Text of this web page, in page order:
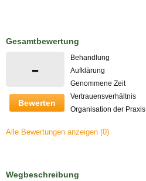
Gesamtbewertung
-
Bewerten
Behandlung
Aufklärung
Genommene Zeit
Vertrauensverhältnis
Organisation der Praxis
Alle Bewertungen anzeigen (0)
Wegbeschreibung